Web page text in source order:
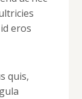
eros
quis,